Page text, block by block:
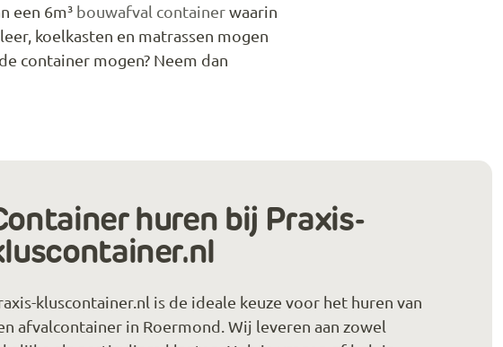
een 6m³ bouwafval containerwaarin
koelkasten en matrassen mogen
container mogen? Neem dan
huren bij Praxis-
kluscontainer.nl is de ideale keuze voor het huren van
afvalcontainer in Roermond. Wij leveren aan zowel